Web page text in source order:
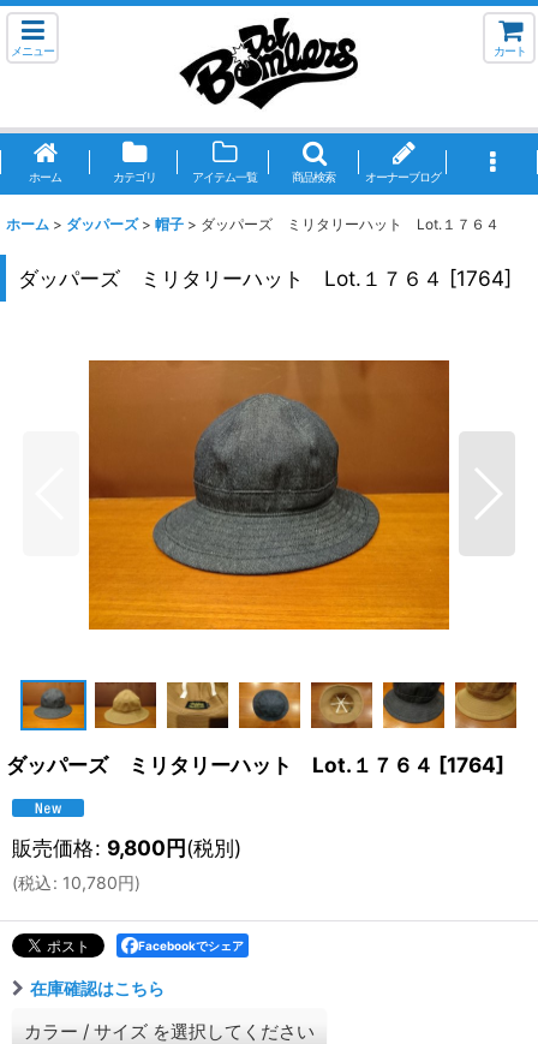
メニュー カート
ホーム カテゴリ アイテム一覧 商品検索 オーナーブログ
ホーム > ダッパーズ > 帽子 > ダッパーズ ミリタリーハット Lot.１７６４
ダッパーズ ミリタリーハット Lot.１７６４ [1764]
ダッパーズ ミリタリーハット Lot.１７６４ [1764]
販売価格: 9,800円(税別)
(税込: 10,780円)
Facebookでシェア
在庫確認はこちら
カラー / サイズ を選択してください